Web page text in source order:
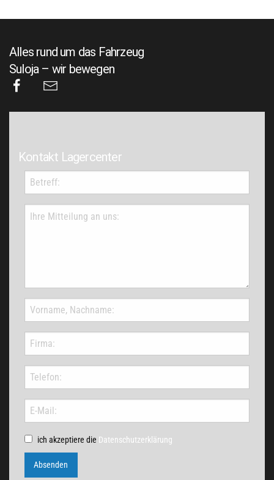
Alles rund um das Fahrzeug
Suloja – wir bewegen
Kontakt Lagercenter
ich akzeptiere die Datenschutzerklärung
Absenden